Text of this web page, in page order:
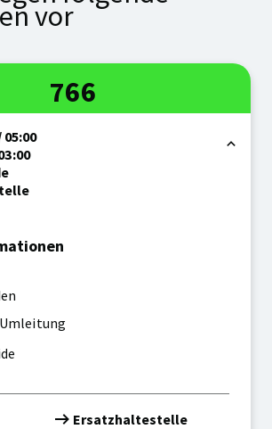
vor
Linie
766
Umleitung
Ersatzhaltestelle